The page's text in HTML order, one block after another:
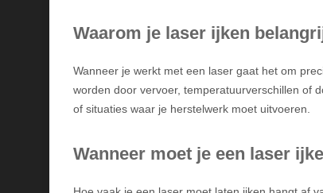
Waarom je laser ijken
Wanneer je werkt met een laser gaat het om
worden door vervoer, temperatuurverschillen of
of situaties waar je herstelwerk moet uitvoeren.
Wanneer moet je een laser